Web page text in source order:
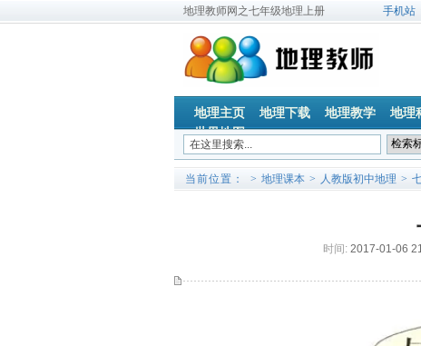
地理教师网之七年级地理上册 手机站
地理主页 地理下载 地理教学 地理
世界地图
当前位置： > 地理课本 > 人教版初中地理 >
时间: 2017-01-06